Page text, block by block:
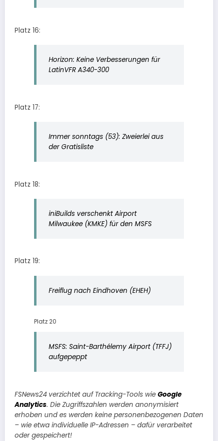
Platz 16:
Horizon: Keine Verbesserungen für
LatinVFR A340-300
Platz 17:
Immer sonntags (53): Zweierlei aus
der Gratisliste
Platz 18:
iniBuilds verschenkt Airport
Milwaukee (KMKE) für den MSFS
Platz 19:
Freiflug nach Eindhoven (EHEH)
Platz 20
MSFS: Saint-Barthélemy Airport (TFFJ)
aufgepeppt
FSNews24 verzichtet auf Tracking-Tools wie Google
Analytics. Die Zugriffszahlen werden anonymisiert
erhoben und es werden keine personenbezogenen Daten
– wie etwa individuelle IP-Adressen – dafür verarbeitet
oder gespeichert!